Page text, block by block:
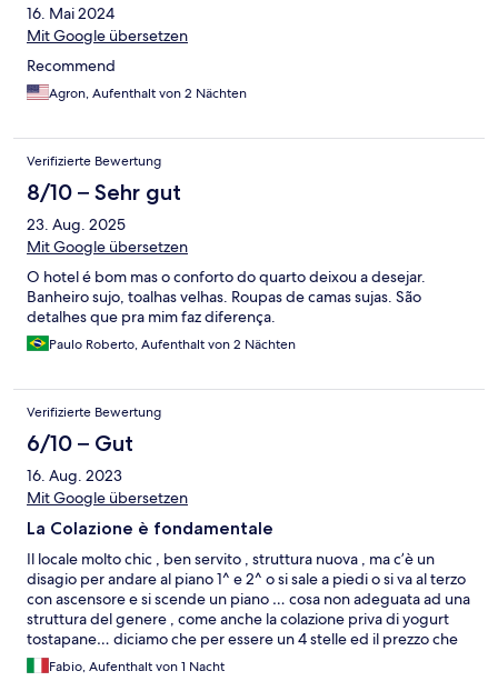
16. Mai 2024
Mit Google übersetzen
Recommend
Agron, Aufenthalt von 2 Nächten
Verifizierte Bewertung
8/10 – Sehr gut
23. Aug. 2025
Mit Google übersetzen
O hotel é bom mas o conforto do quarto deixou a desejar.
Banheiro sujo, toalhas velhas. Roupas de camas sujas. São
detalhes que pra mim faz diferença.
Paulo Roberto, Aufenthalt von 2 Nächten
Verifizierte Bewertung
6/10 – Gut
16. Aug. 2023
Mit Google übersetzen
La Colazione è fondamentale
Il locale molto chic , ben servito , struttura nuova , ma c’è un
disagio per andare al piano 1^ e 2^ o si sale a piedi o si va al terzo
con ascensore e si scende un piano … cosa non adeguata ad una
struttura del genere , come anche la colazione priva di yogurt
tostapane… diciamo che per essere un 4 stelle ed il prezzo che
abbiano pagato lo rende inadeguato … Ma nel complesso
sufficientemente
Fabio, Aufenthalt von 1 Nacht